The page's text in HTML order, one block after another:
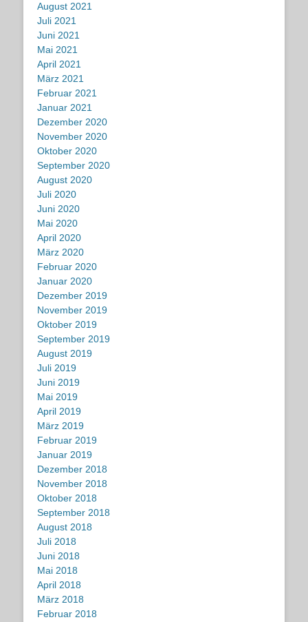
August 2021
Juli 2021
Juni 2021
Mai 2021
April 2021
März 2021
Februar 2021
Januar 2021
Dezember 2020
November 2020
Oktober 2020
September 2020
August 2020
Juli 2020
Juni 2020
Mai 2020
April 2020
März 2020
Februar 2020
Januar 2020
Dezember 2019
November 2019
Oktober 2019
September 2019
August 2019
Juli 2019
Juni 2019
Mai 2019
April 2019
März 2019
Februar 2019
Januar 2019
Dezember 2018
November 2018
Oktober 2018
September 2018
August 2018
Juli 2018
Juni 2018
Mai 2018
April 2018
März 2018
Februar 2018